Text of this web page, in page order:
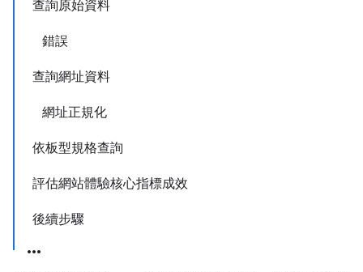
查詢原始資料
錯誤
查詢網址資料
網址正規化
依板型規格查詢
評估網站體驗核心指標成效
後續步驟